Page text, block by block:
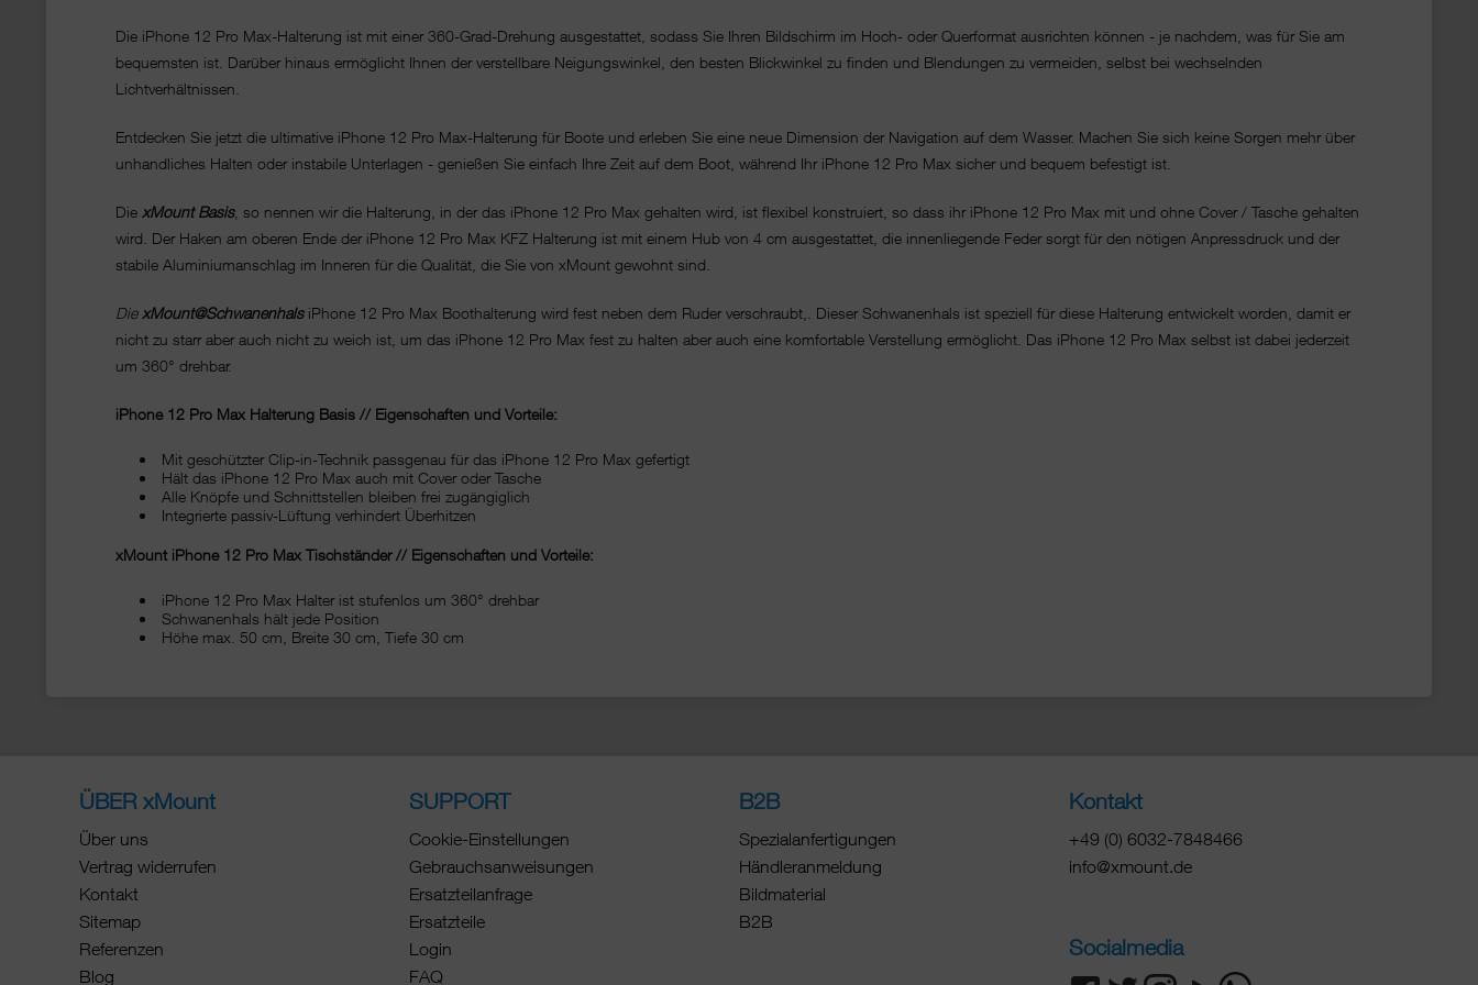
Die iPhone 12 Pro Max-Halterung ist mit einer 360-Grad-Drehung ausgestattet, sodass Sie Ihren Bildschirm im Hoch- oder Querformat ausrichten können - je nachdem, was für Sie am
bequemsten ist. Darüber hinaus ermöglicht Ihnen der verstellbare Neigungswinkel, den besten Blickwinkel zu finden und Blendungen zu vermeiden, selbst bei wechselnden
Lichtverhältnissen.
Entdecken Sie jetzt die ultimative iPhone 12 Pro Max-Halterung für Boote und erleben Sie eine neue Dimension der Navigation auf dem Wasser. Machen Sie sich keine Sorgen mehr über
unhandliches Halten oder instabile Unterlagen - genießen Sie einfach Ihre Zeit auf dem Boot, während Ihr iPhone 12 Pro Max sicher und bequem befestigt ist.
Die xMount Basis, so nennen wir die Halterung, in der das iPhone 12 Pro Max gehalten wird, ist flexibel konstruiert, so dass ihr iPhone 12 Pro Max mit und ohne Cover / Tasche gehalten
wird. Der Haken am oberen Ende der iPhone 12 Pro Max KFZ Halterung ist mit einem Hub von 4 cm ausgestattet, die innenliegende Feder sorgt für den nötigen Anpressdruck und der
stabile Aluminiumanschlag im Inneren für die Qualität, die Sie von xMount gewohnt sind.
DiexMount@Schwanenhals iPhone 12 Pro Max Boothalterung wird fest neben dem Ruder verschraubt,. Dieser Schwanenhals ist speziell für diese Halterung entwickelt worden, damit er
nicht zu starr aber auch nicht zu weich ist, um das iPhone 12 Pro Max fest zu halten aber auch eine komfortable Verstellung ermöglicht. Das iPhone 12 Pro Max selbst ist dabei jederzeit
um 360° drehbar.
iPhone 12 Pro Max Halterung Basis // Eigenschaften und Vorteile:
Mit geschützter Clip-in-Technik passgenau für das iPhone 12 Pro Max gefertigt
Hält das iPhone 12 Pro Max auch mit Cover oder Tasche
Alle Knöpfe und Schnittstellen bleiben frei zugängiglich
Integrierte passiv-Lüftung verhindert Überhitzen
xMount iPhone 12 Pro Max Tischständer // Eigenschaften und Vorteile:
iPhone 12 Pro Max Halter ist stufenlos um 360° drehbar
Schwanenhals hält jede Position
Höhe max. 50 cm, Breite 30 cm, Tiefe 30 cm
ÜBER xMount
Über uns
Vertrag widerrufen
Kontakt
Sitemap
Referenzen
Blog
SUPPORT
Cookie-Einstellungen
Gebrauchsanweisungen
Ersatzteilanfrage
Ersatzteile
Login
FAQ
B2B
Spezialanfertigungen
Händleranmeldung
Bildmaterial
B2B
Kontakt
+49 (0) 6032-7848466
info@xmount.de
Socialmedia